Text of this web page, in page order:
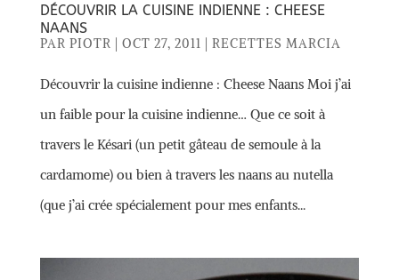
DÉCOUVRIR LA CUISINE INDIENNE : CHEESE
NAANS
PAR PIOTR OCT 27, 2011 RECETTES MARCIA
Découvrir la cuisine indienne : Cheese Naans Moi j’ai
un faible pour la cuisine indienne… Que ce soit à
travers le Késari (un petit gâteau de semoule à la
cardamome) ou bien à travers les naans au nutella
(que j’ai crée spécialement pour mes enfants...